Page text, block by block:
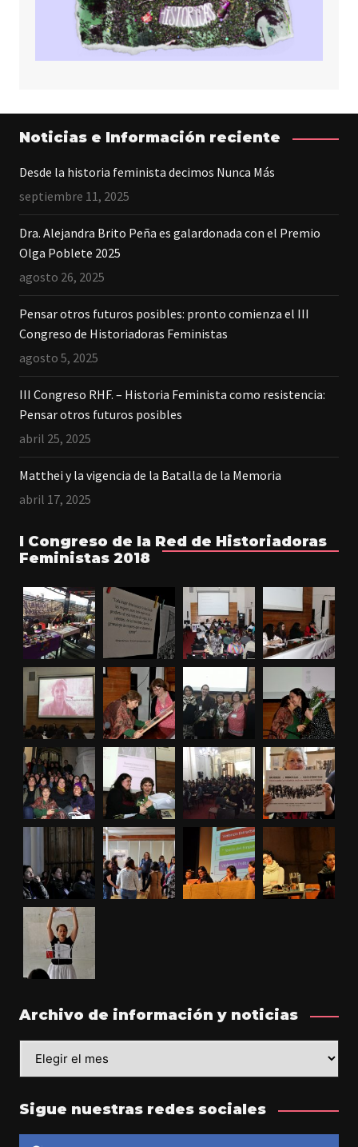
Noticias e Información reciente
Desde la historia feminista decimos Nunca Más
septiembre 11, 2025
Dra. Alejandra Brito Peña es galardonada con el Premio
Olga Poblete 2025
agosto 26, 2025
Pensar otros futuros posibles: pronto comienza el III
Congreso de Historiadoras Feministas
agosto 5, 2025
III Congreso RHF. – Historia Feminista como resistencia:
Pensar otros futuros posibles
abril 25, 2025
Matthei y la vigencia de la Batalla de la Memoria
abril 17, 2025
I Congreso de la Red de Historiadoras
Feministas 2018
Archivo de información y noticias
Sigue nuestras redes sociales